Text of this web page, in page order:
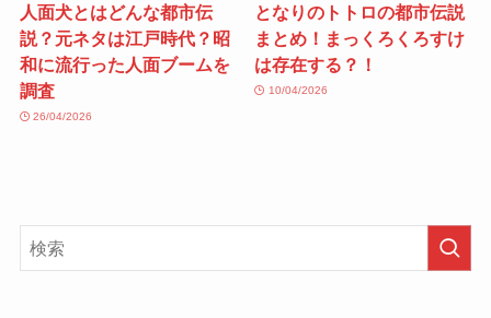
人面犬とはどんな都市伝
説？元ネタは江戸時代？昭
和に流行った人面ブームを
調査
26/04/2026
となりのトトロの都市伝説
まとめ！まっくろくろすけ
は存在する？！
10/04/2026